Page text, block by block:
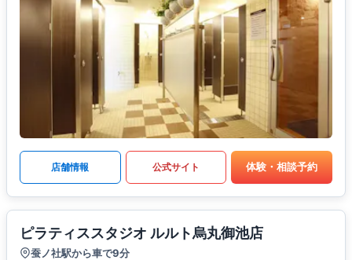
店舗情報 公式サイト 体験・相談予約
ピラティススタジオ ルルト烏丸御池店
蚕ノ社駅から車で9分